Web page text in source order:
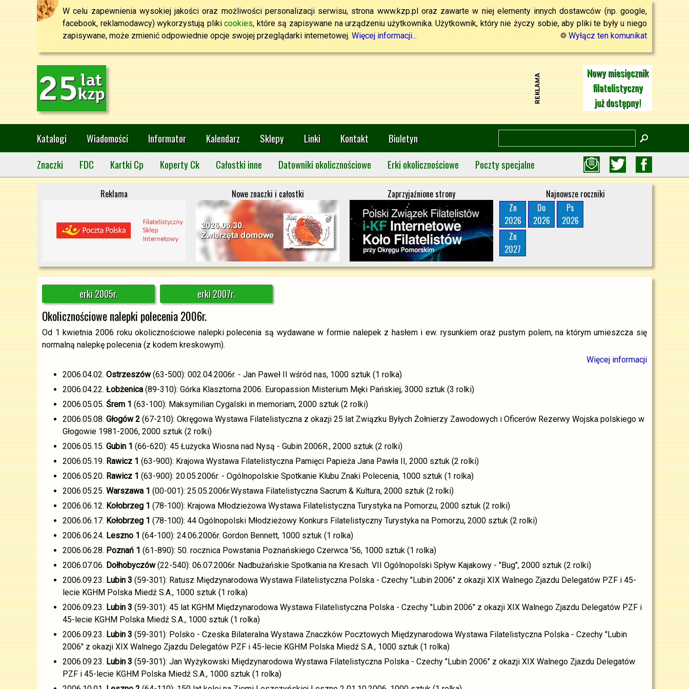
W celu zapewnienia wysokiej jakości oraz możliwości personalizacji serwisu, strona www.kzp.pl oraz zawarte w niej elementy innych dostawców (np. google,
facebook, reklamodawcy) wykorzystują plikicookies, które są zapisywane na urządzeniu użytkownika. Użytkownik, który nie życzy sobie, aby pliki te były u niego
zapisywane, może zmienić odpowiednie opcje swojej przeglądarki internetowej. Więcej informacji... Wyłącz ten komunikat
Nowy miesięcznik
filatelistyczny
już dostępny!
Katalogi Wiadomości Informator Kalendarz Sklepy Linki Kontakt
Biuletyn
Znaczki
FDC Kartki Cp Koperty Ck Całostki inne Datowniki okolicznościowe Erki okolicznościowe Poczty specjalne
Reklama Nowe znaczki i całostki Zaprzyjaźnione strony
Najnowsze roczniki
Zn
2026
Do
2026
Ps
2026
Zn
2027
erki 2005r. erki 2007r.
Okolicznościowe nalepki polecenia 2006r.
Od 1 kwietnia 2006 roku okolicznościowe nalepki polecenia są wydawane w formie nalepek z hasłem i ew. rysunkiem oraz pustym polem, na którym umieszcza się
normalną nalepkę polecenia (z kodem kreskowym).
Więcej informacji
2006.04.02. Ostrzeszów(63-500): 002.04.2006r. - Jan Paweł II wśród nas, 1000 sztuk (1 rolka)
2006.04.22. Łobżenica (89-310): Górka Klasztorna 2006. Europassion Misterium Męki Pańskiej, 3000 sztuk (3 rolki)
2006.05.05. Śrem 1 (63-100): Maksymilian Cygalski in memoriam, 2000 sztuk (2 rolki)
2006.05.08. Głogów 2 (67-210): Okręgowa Wystawa Filatelistyczna z okazji 25 lat Związku Byłych Żołnierzy Zawodowych i Oficerów Rezerwy Wojska polskiego w
Głogowie 1981-2006, 2000 sztuk (2 rolki)
2006.05.15. Gubin 1 (66-620): 45 Łużycka Wiosna nad Nysą - Gubin 2006R., 2000 sztuk (2 rolki)
2006.05.19. Rawicz 1 (63-900): Krajowa Wystawa Filatelistyczna Pamięci Papieża Jana Pawła II, 2000 sztuk (2 rolki)
2006.05.20. Rawicz 1 (63-900): 20.05.2006r. - Ogólnopolskie Spotkanie Klubu Znaki Polecenia, 1000 sztuk (1 rolka)
2006.05.25. Warszawa 1 (00-001): 25.05.2006r.Wystawa Filatelistyczna Sacrum & Kultura, 2000 sztuk (2 rolki)
2006.06.12. Kołobrzeg 1 (78-100): Krajowa Młodzieżowa Wystawa Filatelistyczna Turystyka na Pomorzu, 2000 sztuk (2 rolki)
2006.06.17. Kołobrzeg 1 (78-100): 44 Ogólnopolski Młodzieżowy Konkurs Filatelistyczny Turystyka na Pomorzu, 2000 sztuk (2 rolki)
2006.06.24. Leszno 1 (64-100): 24.06.2006r. Gordon Bennett, 1000 sztuk (1 rolka)
2006.06.28. Poznań 1 (61-890): 50. rocznica Powstania Poznańskiego Czerwca '56, 1000 sztuk (1 rolka)
2006.07.06. Dołhobyczów(22-540): 06.07.2006r. Nadbużańskie Spotkania na Kresach. VII Ogólnopolski Spływ Kajakowy - "Bug", 2000 sztuk (2 rolki)
2006.09.23. Lubin 3 (59-301): Ratusz Międzynarodowa Wystawa Filatelistyczna Polska - Czechy "Lubin 2006" z okazji XIX Walnego Zjazdu Delegatów PZF i 45-
lecie KGHM Polska Miedź S.A., 1000 sztuk (1 rolka)
2006.09.23. Lubin 3 (59-301): 45 lat KGHM Międzynarodowa Wystawa Filatelistyczna Polska - Czechy "Lubin 2006" z okazji XIX Walnego Zjazdu Delegatów PZF i
45-lecie KGHM Polska Miedź S.A., 1000 sztuk (1 rolka)
2006.09.23. Lubin 3 (59-301): Polsko - Czeska Bilateralna Wystawa Znaczków Pocztowych Międzynarodowa Wystawa Filatelistyczna Polska - Czechy "Lubin
2006" z okazji XIX Walnego Zjazdu Delegatów PZF i 45-lecie KGHM Polska Miedź S.A., 1000 sztuk (1 rolka)
2006.09.23. Lubin 3 (59-301): Jan Wyżykowski Międzynarodowa Wystawa Filatelistyczna Polska - Czechy "Lubin 2006" z okazji XIX Walnego Zjazdu Delegatów
PZF i 45-lecie KGHM Polska Miedź S.A., 1000 sztuk (1 rolka)